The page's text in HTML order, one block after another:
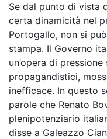
Se dal punto di vista
certa dinamicità nel
Portogallo, non si
stampa. Il Governo
un’opera di
propagandistici,
inefficace. In questo
parole che Renato
plenipotenziario
disse a Galeazzo